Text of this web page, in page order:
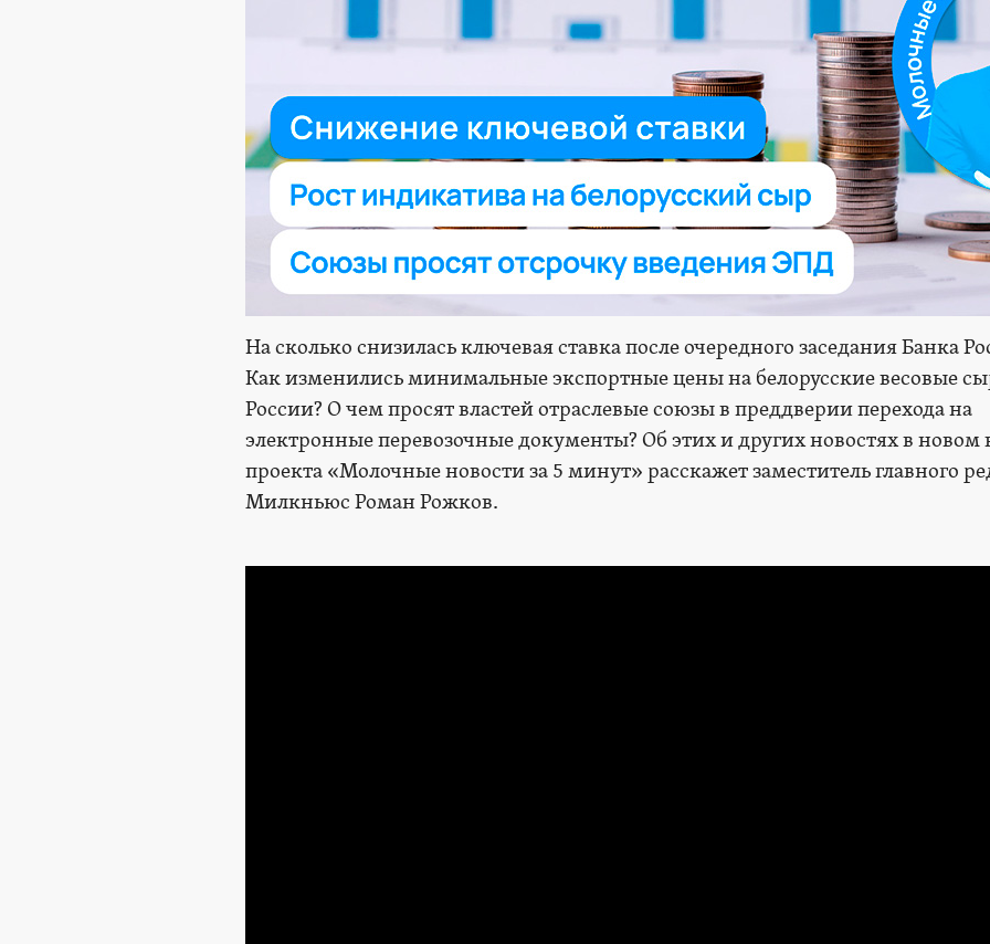
На сколько снизилась ключевая ставка после очередного заседания Банка
Как изменились минимальные экспортные цены на белорусские весовые
России? О чем просят властей отраслевые союзы в преддверии перехода на
электронные перевозочные документы? Об этих и других новостях в новом
проекта «Молочные новости за 5 минут» расскажет заместитель главного
Милкньюс Роман Рожков.